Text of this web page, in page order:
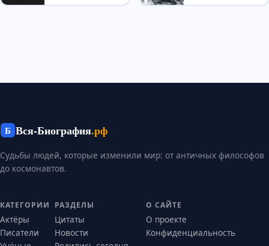
Б Вся-Биография.рф
Судьбы людей, которые изменили мир: от античных философов
до космонавтов.
КАТЕГОРИИ
Актёры
Писатели
РАЗДЕЛЫ
Цитаты
Новости
О САЙТЕ
О проекте
Конфиденциальность